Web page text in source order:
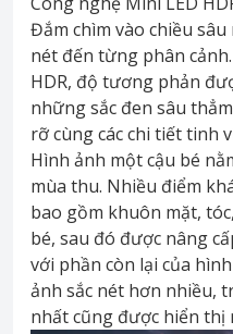
Đắm chìm vào chiều
nét đến từng phân
HDR, độ tương phản
những sắc đen sâu
rỡ cùng các chi tiết tinh
Hình ảnh một cậu bé
mùa thu. Nhiều điểm
bao gồm khuôn mặt,
bé, sau đó được nâng
với phần còn lại của
ảnh sắc nét hơn nhiều,
nhất cũng được hiển thị